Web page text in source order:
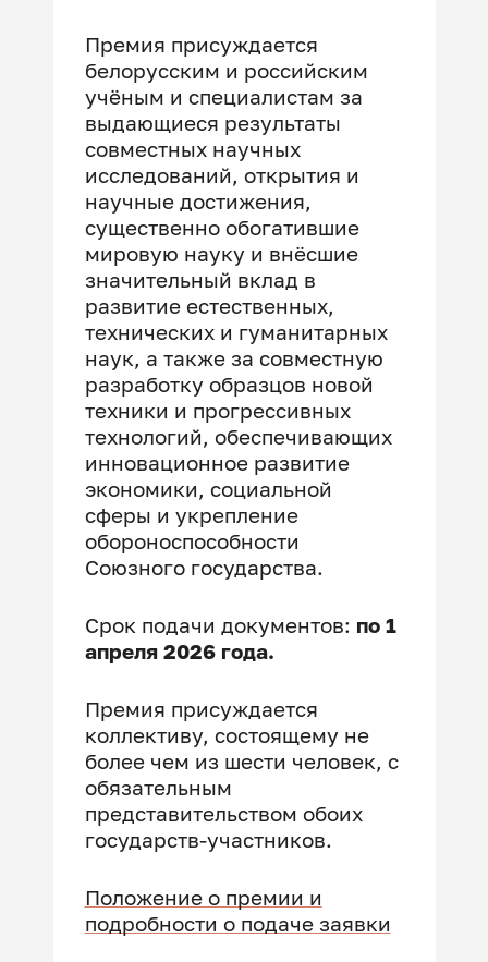
Премия присуждается
белорусским и российским
учёным и специалистам за
выдающиеся результаты
совместных научных
исследований, открытия и
научные достижения,
существенно обогатившие
мировую науку и внёсшие
значительный вклад в
развитие естественных,
технических и гуманитарных
наук, а также за совместную
разработку образцов новой
техники и прогрессивных
технологий, обеспечивающих
инновационное развитие
экономики, социальной
сферы и укрепление
обороноспособности
Союзного государства.
Срок подачи документов: по 1
апреля 2026 года.
Премия присуждается
коллективу, состоящему не
более чем из шести человек, с
обязательным
представительством обоих
государств-участников.
Положение о премии и
подробности о подаче заявки